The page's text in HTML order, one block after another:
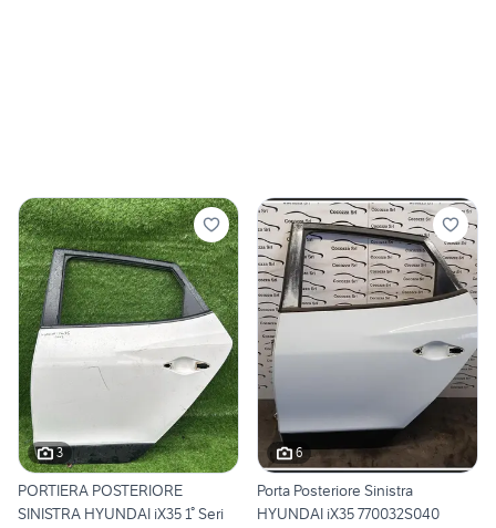
3
PORTIERA POSTERIORE
SINISTRA HYUNDAI iX35 1° Seri
6
Porta Posteriore Sinistra
HYUNDAI iX35 770032S040